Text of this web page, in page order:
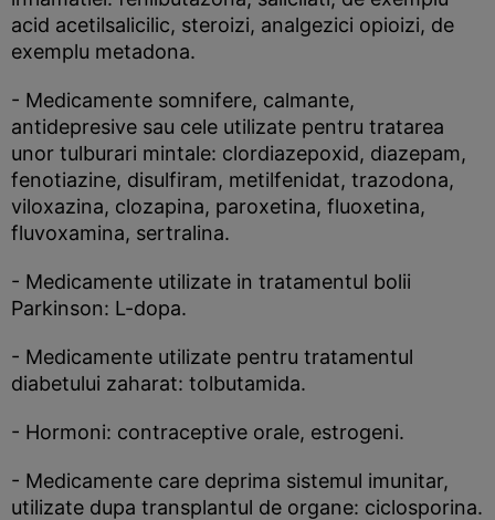
acid acetilsalicilic, steroizi, analgezici opioizi, de
exemplu metadona.
- Medicamente somnifere, calmante,
antidepresive sau cele utilizate pentru tratarea
unor tulburari mintale: clordiazepoxid, diazepam,
fenotiazine, disulfiram, metilfenidat, trazodona,
viloxazina, clozapina, paroxetina, fluoxetina,
fluvoxamina, sertralina.
- Medicamente utilizate in tratamentul bolii
Parkinson: L-dopa.
- Medicamente utilizate pentru tratamentul
diabetului zaharat: tolbutamida.
- Hormoni: contraceptive orale, estrogeni.
- Medicamente care deprima sistemul imunitar,
utilizate dupa transplantul de organe: ciclosporina.